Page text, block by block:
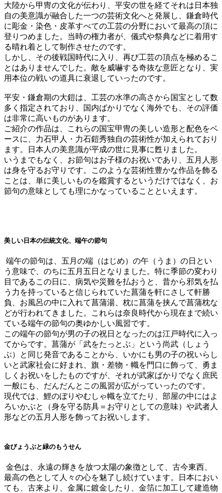
大陸から甲冑の文化が伝わり、平安の世を経てそれは日本独
自の美意識が融合した一つの芸術文化へと発展し、鎌倉時代
に彫金・染色・皮革すべての工芸の分野において最高の頂に
登りつめました 。当時の権力者が、儀式や祭典などに着用す
る晴れ着として制作させたのです。
しかし、その後戦国時代に入り、再び工芸の頂点を極めるこ
とはありませんでした。敵を威嚇する奇抜な意匠となり、実
用本位の戦いの道具に衰退していったのです。
平安・鎌倉期の大鎧は、工芸の水準の高さから国宝として数
多く指定されており、国内ばかりでなく海外でも、その評価
は非常に高いものがあります。
ご紹介の作品は、これらの国宝甲冑の美しい造形と配色をベ
ースに、力石甲人・力石鎧秀独自の芸術性が加えられており
ます。日本人の美意識が平成の世に見事に甦りました。
いうまでもなく、お節句はお子様のお祝いであり、五月人形
は身を守るお守りです。このような芸術性豊かな作品を飾る
ことは、単に美しいものを鑑賞するというだけではなく、 お
節句の意味としても理にかなっている ことといえます。
美しい日本の伝統文化、端午の節句
端午の節句は、 五月の端（はじめ）の午（うま）の日とい
う意味で、のちに五月五日となりました。特に季節の変わり
目であるこの日に、病気や災難を払おうと、昔から邪気を払
う力を持っていると信じられていた菖蒲を軒にさして軒勝
負、お風呂の中に入れて菖蒲湯、枕に菖蒲を挟んで菖蒲枕な
どが行われてきました。これらは奈良時代から現在まで続い
ている端午の節句の奥ゆかしい風習です。
この端午の節句が男の子の祝日となったのは江戸時代に入っ
てからです。菖蒲が「武をたっとぶ」という尚武（しょう
ぶ）と同じ発音であることから、いかにも男の子の祝いらし
いと武家社会に好まれ、旗・差物・幟を門口に飾って、勇ま
しくお祝いをしたものですが、それが武家ばかりでなく庶民
一般にも、だんだんとこの風習が広がっていったのです。
現代では、 鯉のぼりやむしゃ幟を立てたり、部屋の中にはよ
ろいかぶと（身を守る防具＝お守りとしての意味）や武者人
形などの五月人形を飾ってお祝い します。
金びょうぶと緑のもうせん
金色は、永遠の輝きを放つ太陽の象徴として、古今東西、
最高の色として人々の心を魅了 し続けています。日本におい
ても、古来より、金属に鍍金したり、金箔に加工して建造物